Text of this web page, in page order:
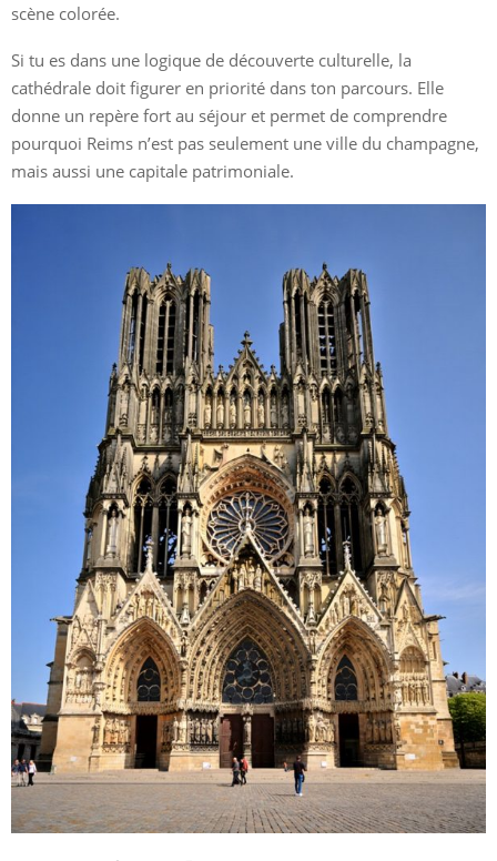
scène colorée.
Si tu es dans une logique de découverte culturelle, la
cathédrale doit figurer en priorité dans ton parcours. Elle
donne un repère fort au séjour et permet de comprendre
pourquoi Reims n’est pas seulement une ville du champagne,
mais aussi une capitale patrimoniale.